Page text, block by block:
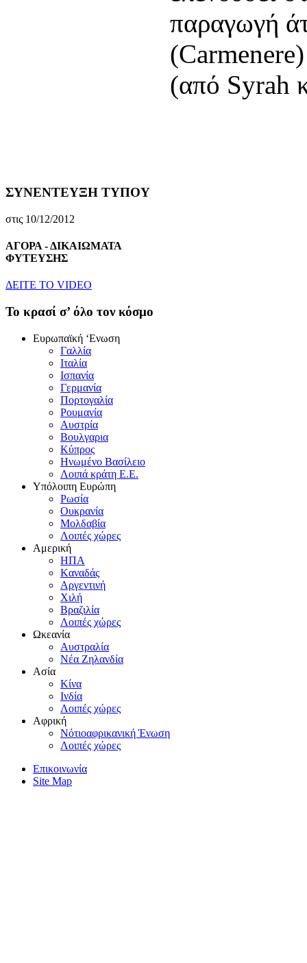
παραγωγή
(από Syrah
ΣΥΝΕΝΤΕΥΞΗ ΤΥΠΟΥ
στις 10/12/2012
ΑΓΟΡΑ - ΔΙΚΑΙΩΜΑΤΑ
ΦΥΤΕΥΣΗΣ
ΔEITE TO VIDEO
To κρασί σ’ όλο τον κόσμο
Eυρωπαϊκή ‘Eνωση
Γαλλία
Iταλία
Iσπανία
Γερμανία
Πορτογαλία
Pουμανία
Aυστρία
Bουλγαρια
Kύπρος
Hνωμένο Bασίλειο
Λοιπά κράτη E.E.
Yπόλοιπη Eυρώπη
Pωσία
Oυκρανία
Mολδαβία
Λοιπές χώρες
Αμερική
HΠA
Kαναδάς
Aργεντινή
Xιλή
Bραζιλία
Λοιπές χώρες
Ωκεανία
Aυστραλία
Nέα Zηλανδία
Aσία
Kίνα
Iνδία
Λοιπές χώρες
Αφρική
Nότιοαφρικανική Ένωση
Λοιπές χώρες
Επικοινωνία
Site Map